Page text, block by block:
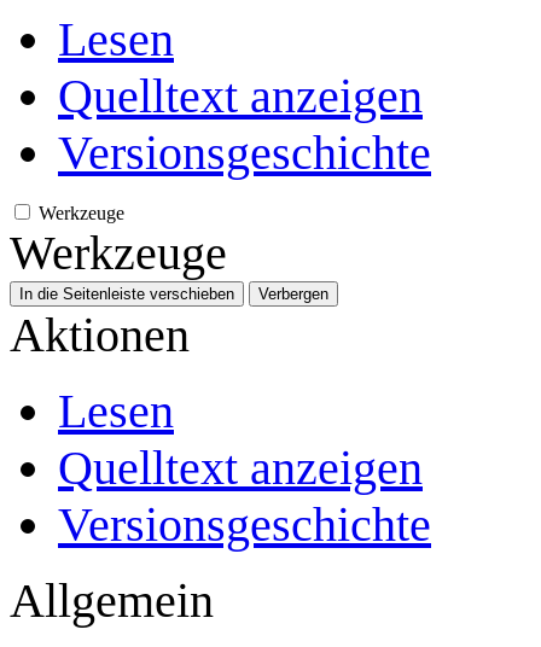
Lesen
Quelltext anzeigen
Versionsgeschichte
Werkzeuge
Werkzeuge
In die Seitenleiste verschieben Verbergen
Aktionen
Lesen
Quelltext anzeigen
Versionsgeschichte
Allgemein